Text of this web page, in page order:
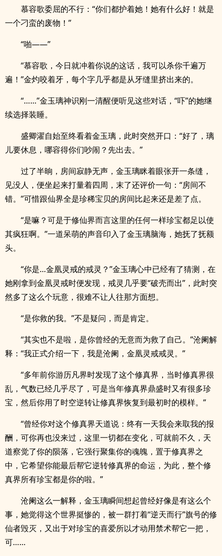
慕容歌委屈的不行：“你们都护着她！她有什么好！就是
一个刁蛮的废物！”
“啪——”
“慕容歌，今日就冲着你说的这话，我可以杀你千遍万
遍！”金灼咬着牙，每个字几乎都是从牙缝里挤出来的。
“……”金玉璃神识刚一清醒便听见这些对话，“吓”的她继
续选择装睡。
盛卿濯自始至终看着金玉璃，此时突然开口：“好了，璃
儿要休息，哪容得你们吵闹？先出去。”
过了半晌，房间寂静无声，金玉璃眯着眼张开一条缝，
见没人，便坐起来打量着四周，末了还评价一句：“房间不
错。”可惜跟仙界全是珍稀宝贝的房间比起来还是差了点。
“是嘛？可是于修仙界而言这里的任何一样珍宝都足以使
其疯狂啊。”一道呆萌的声音印入了金玉璃脑海，她抚了抚额
头。
“你是…金凰灵戒的戒灵？”金玉璃心中已经有了猜测，在
她刚拿到金凰灵戒时便发现，戒灵几乎要“破壳而出”，此时突
然多了这么个玩意，很难不让人往那方面想。
“是你救的我。”不是疑问，而是肯定。
“其实也不是啦，是你曾经的无意而为救了自己。”沧阑解
释：“我正式介绍一下，我是沧阑，金凰灵戒戒灵。”
“多年前你游历凡界时发现了这个修真界，当时修真界很
乱，气数已经几乎尽了，可是当年修真界鼎盛时又有很多珍
宝，然后你用了时空逆转让修真界恢复到最初时的模样。”
“曾经你对这个修真界天道说：终有一天我会来取我的报
酬，可你再也没来过，这里一切都在变化，可就前不久，天
道察觉了你的陨落，它强行聚集你的魂魄，置于修真界之
中，它希望你能最后帮它逆转修真界的命运，为此，整个修
真界所有珍宝都是你的啦。”
沧阑这么一解释，金玉璃瞬间想起曾经好像是有这么个
事，她觉得这个世界挺惨的，被一群打着“逆天而行”旗号的修
仙者毁灭，又出于对珍宝的喜爱所以才动用禁术帮它一把，
可……